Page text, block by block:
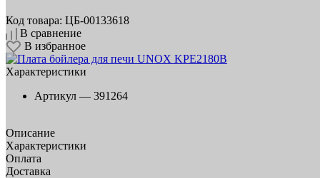
Код товара: ЦБ-00133618
В сравнение
В избранное
Характеристики
Артикул — 391264
Описание
Характеристики
Оплата
Доставка